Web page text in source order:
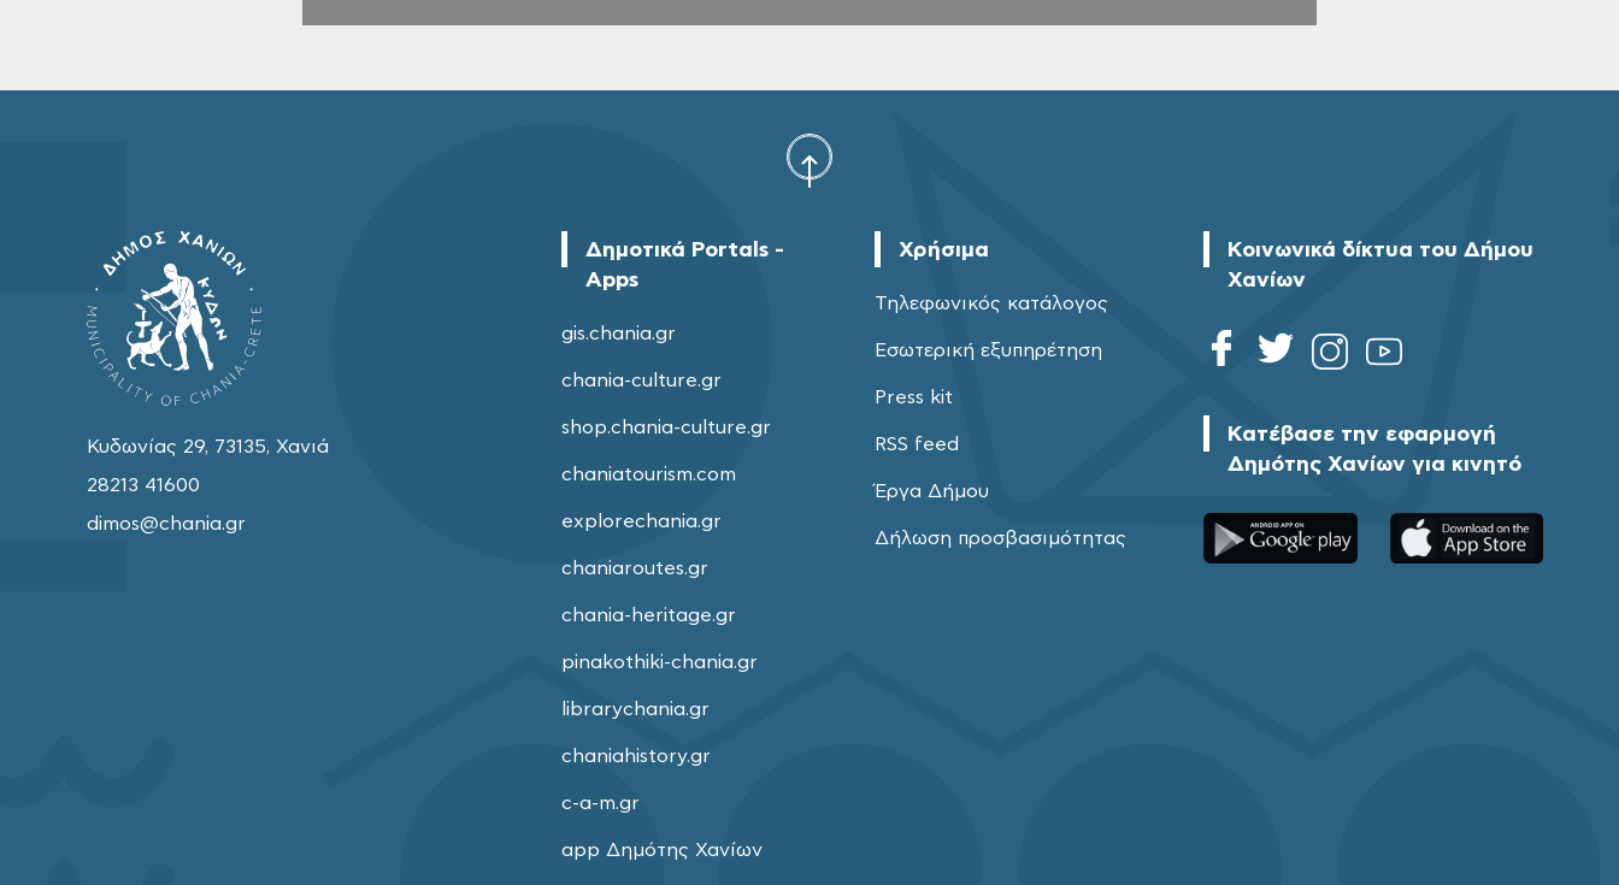
Κυδωνίας 29, 73135, Χανιά
28213 41600
dimos@chania.gr
Δημοτικά Portals -
Apps
gis.chania.gr
chania-culture.gr
shop.chania-culture.gr
chaniatourism.com
explorechania.gr
chaniaroutes.gr
chania-heritage.gr
pinakothiki-chania.gr
librarychania.gr
chaniahistory.gr
c-a-m.gr
app Δημότης Χανίων
Χρήσιμα
Τηλεφωνικός κατάλογος
Εσωτερική εξυπηρέτηση
Press kit
RSS feed
Έργα Δήμου
Δήλωση προσβασιμότητας
Κοινωνικά δίκτυα του Δήμου
Χανίων
Κατέβασε την εφαρμογή
Δημότης Χανίων για κινητό